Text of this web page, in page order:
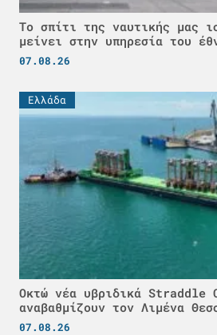
Το σπίτι της ναυτικής μας
μείνει στην υπηρεσία του
07.08.26
Ελλάδα
Οκτώ νέα υβριδικά Straddle
αναβαθμίζουν τον Λιμένα
07.08.26